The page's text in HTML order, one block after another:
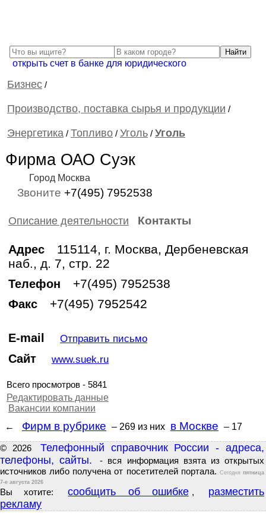
открыть счет в банке для юридического
Бизнес /
Производство, поставка сырья и продукции /
Энергетика / Топливо / Уголь / Уголь
Фирма ОАО Суэк
Город Москва
Звоните +7(495) 7952538
Описание деятельности Контакты
Адрес
115114, г. Москва, Дербеневская
наб., д. 7, стр. 22
Телефон +7(495) 7952538
Факс +7(495) 7952542
E-mail Отправить письмо
Сайт www.suek.ru
Всего просмотров - 5841
Редактировать данные
Вакансии компании
←
Фирм в рубрике – 269 из них в Москве – 17
© 2026
Телефонный справочник России - адреса,
телефоны, сайты.
- вся информация взята из открытых
источников либо получена от посетителей портала. Сегодняпятница
7-е августа 2026
Вы хотите: сообщить об ошибке ,
разместить
рекламу